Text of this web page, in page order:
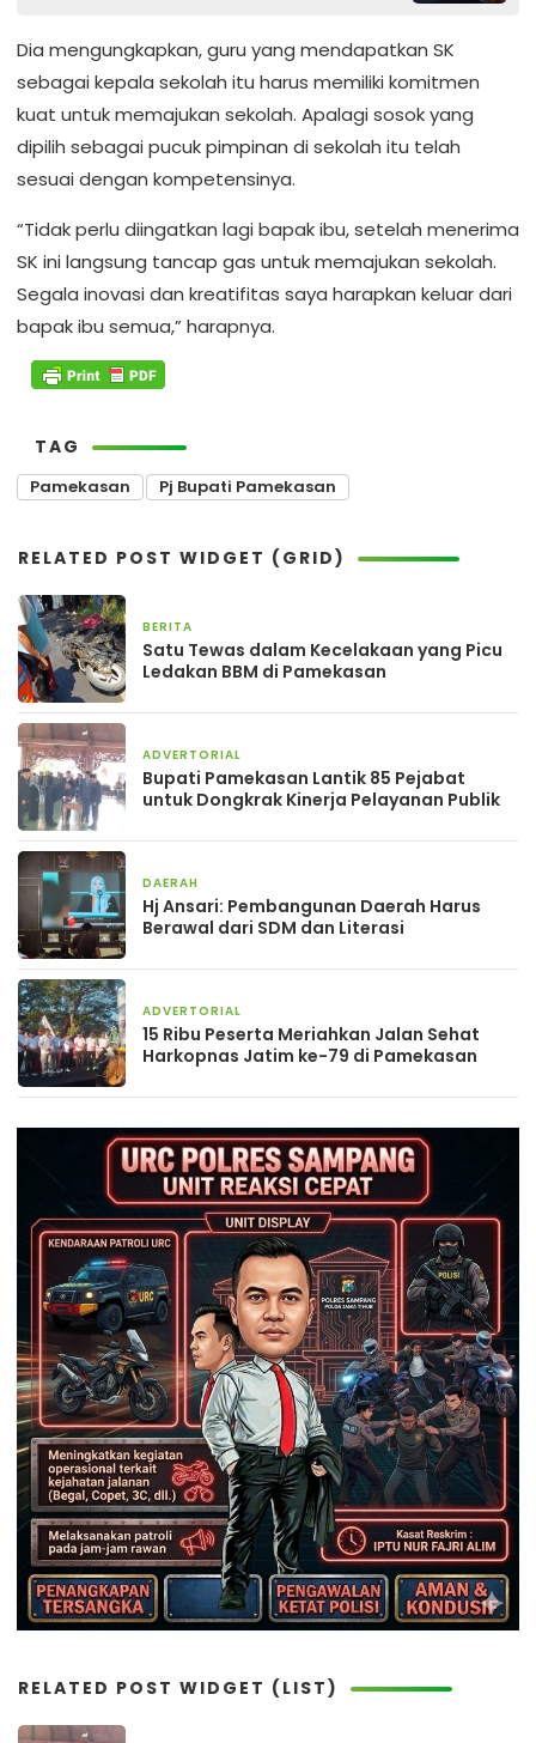
Dia mengungkapkan, guru yang mendapatkan SK
sebagai kepala sekolah itu harus memiliki komitmen
kuat untuk memajukan sekolah. Apalagi sosok yang
dipilih sebagai pucuk pimpinan di sekolah itu telah
sesuai dengan kompetensinya.
“Tidak perlu diingatkan lagi bapak ibu, setelah menerima
SK ini langsung tancap gas untuk memajukan sekolah.
Segala inovasi dan kreatifitas saya harapkan keluar dari
bapak ibu semua,” harapnya.
TAG
Pamekasan Pj Bupati Pamekasan
RELATED POST WIDGET (GRID)
BERITA
Satu Tewas dalam Kecelakaan yang Picu
Ledakan BBM di Pamekasan
ADVERTORIAL
Bupati Pamekasan Lantik 85 Pejabat
untuk Dongkrak Kinerja Pelayanan Publik
DAERAH
Hj Ansari: Pembangunan Daerah Harus
Berawal dari SDM dan Literasi
ADVERTORIAL
15 Ribu Peserta Meriahkan Jalan Sehat
Harkopnas Jatim ke-79 di Pamekasan
RELATED POST WIDGET (LIST)